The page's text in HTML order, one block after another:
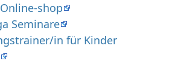
shop
Seminare
in für Kinder